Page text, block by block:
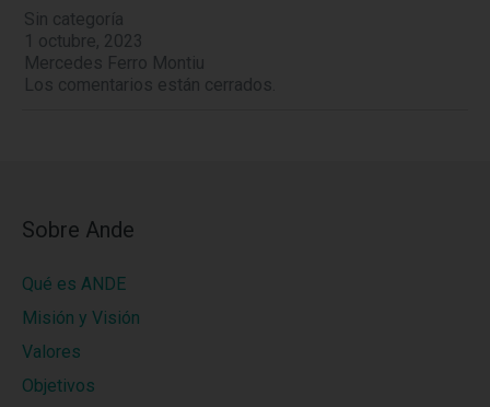
Sin categoría
1 octubre, 2023
Mercedes Ferro Montiu
Los comentarios están cerrados.
Sobre Ande
Qué es ANDE
Misión y Visión
Valores
Objetivos